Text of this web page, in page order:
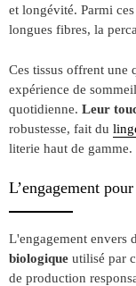
et longévité. Parmi
longues fibres, la
Ces tissus offrent une
expérience de
quotidienne. Leur
robustesse, fait du
literie haut de gamme.
L’engagement
L'engagement envers
biologique utilisé par
de production